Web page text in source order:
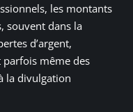
les montants
souvent dans la
d’argent,
parfois même des
la divulgation